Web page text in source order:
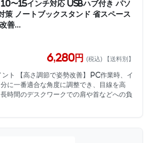
10〜15インチ対応 USBハブ付き パソ
策 ノートブックスタンド 省スペース
善...
6,280円 (税込) 【送料別】
ト 【高さ調節で姿勢改善】 PC作業時、イ
に一番適合な角度に調整でき、目線を高
時間のデスクワークでの肩や首などへの負